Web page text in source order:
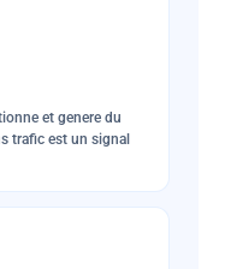
et genere du
trafic est un signal